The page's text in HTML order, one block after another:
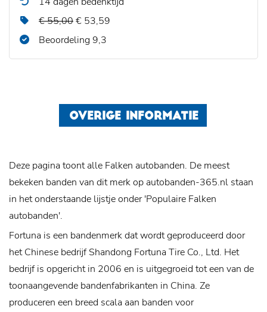
€ 55,00€ 53,59
Beoordeling 9,3
OVERIGE INFORMATIE
Deze pagina toont alle Falken autobanden. De meest
bekeken banden van dit merk op autobanden-365.nl staan
in het onderstaande lijstje onder 'Populaire Falken
autobanden'.
Fortuna is een bandenmerk dat wordt geproduceerd door
het Chinese bedrijf Shandong Fortuna Tire Co., Ltd. Het
bedrijf is opgericht in 2006 en is uitgegroeid tot een van de
toonaangevende bandenfabrikanten in China. Ze
produceren een breed scala aan banden voor